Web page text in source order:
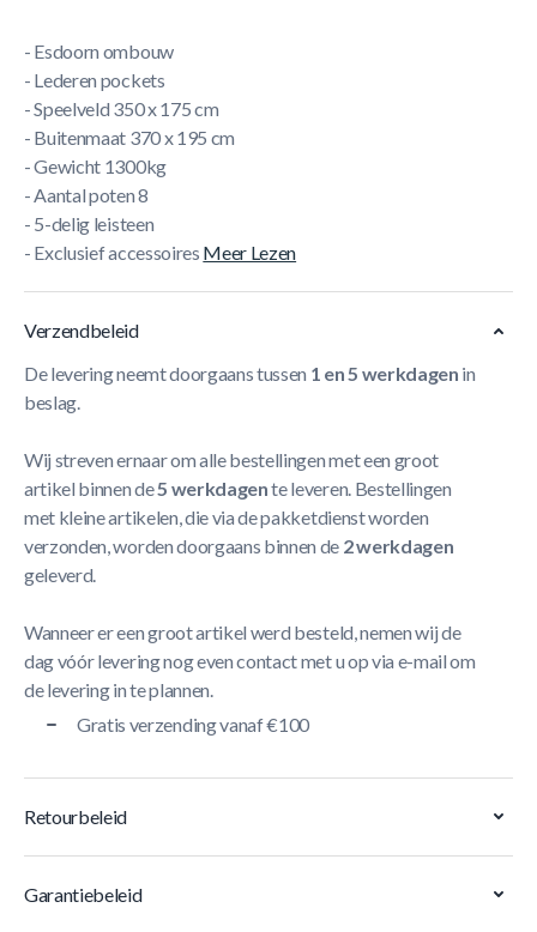
- Esdoorn ombouw
- Lederen pockets
- Speelveld 350 x 175 cm
- Buitenmaat 370 x 195 cm
- Gewicht 1300kg
- Aantal poten 8
- 5-delig leisteen
- Exclusief accessoires Meer Lezen
Verzendbeleid
De levering neemt doorgaans tussen 1 en 5 werkdagen in
beslag.
Wij streven ernaar om alle bestellingen met een groot
artikel binnen de5 werkdagente leveren. Bestellingen
met kleine artikelen, die via de pakketdienst worden
verzonden, worden doorgaans binnen de 2 werkdagen
geleverd.
Wanneer er een groot artikel werd besteld, nemen wij de
dag vóór levering nog even contact met u op via e-mail om
de levering in te plannen.
Gratis verzending vanaf €100
Retourbeleid
Garantiebeleid